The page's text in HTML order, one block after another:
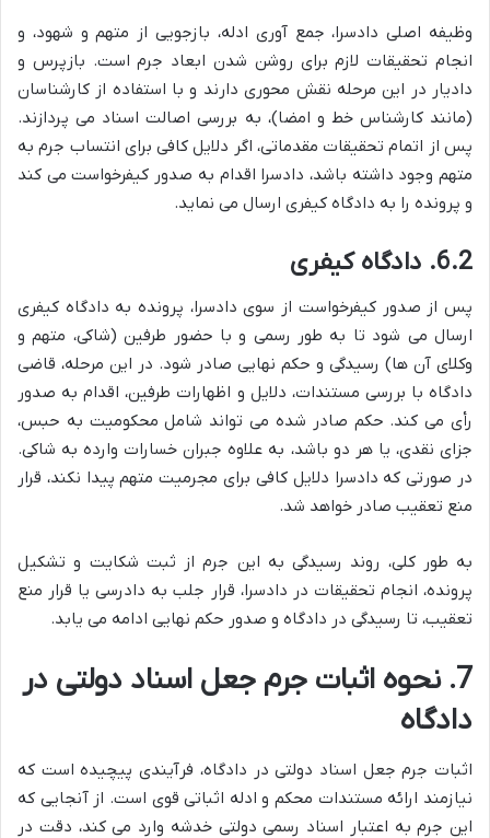
وظیفه اصلی دادسرا، جمع آوری ادله، بازجویی از متهم و شهود، و
انجام تحقیقات لازم برای روشن شدن ابعاد جرم است. بازپرس و
دادیار در این مرحله نقش محوری دارند و با استفاده از کارشناسان
(مانند کارشناس خط و امضا)، به بررسی اصالت اسناد می پردازند.
پس از اتمام تحقیقات مقدماتی، اگر دلایل کافی برای انتساب جرم به
متهم وجود داشته باشد، دادسرا اقدام به صدور کیفرخواست می کند
و پرونده را به دادگاه کیفری ارسال می نماید.
6.2. دادگاه کیفری
پس از صدور کیفرخواست از سوی دادسرا، پرونده به دادگاه کیفری
ارسال می شود تا به طور رسمی و با حضور طرفین (شاکی، متهم و
وکلای آن ها) رسیدگی و حکم نهایی صادر شود. در این مرحله، قاضی
دادگاه با بررسی مستندات، دلایل و اظهارات طرفین، اقدام به صدور
رأی می کند. حکم صادر شده می تواند شامل محکومیت به حبس،
جزای نقدی، یا هر دو باشد، به علاوه جبران خسارات وارده به شاکی.
در صورتی که دادسرا دلایل کافی برای مجرمیت متهم پیدا نکند، قرار
منع تعقیب صادر خواهد شد.
به طور کلی، روند رسیدگی به این جرم از ثبت شکایت و تشکیل
پرونده، انجام تحقیقات در دادسرا، قرار جلب به دادرسی یا قرار منع
تعقیب، تا رسیدگی در دادگاه و صدور حکم نهایی ادامه می یابد.
7. نحوه اثبات جرم جعل اسناد دولتی در
دادگاه
اثبات جرم جعل اسناد دولتی در دادگاه، فرآیندی پیچیده است که
نیازمند ارائه مستندات محکم و ادله اثباتی قوی است. از آنجایی که
این جرم به اعتبار اسناد رسمی دولتی خدشه وارد می کند، دقت در